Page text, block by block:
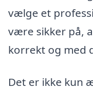
vælge et
være sikker på,
korrekt og med
Det er ikke kun